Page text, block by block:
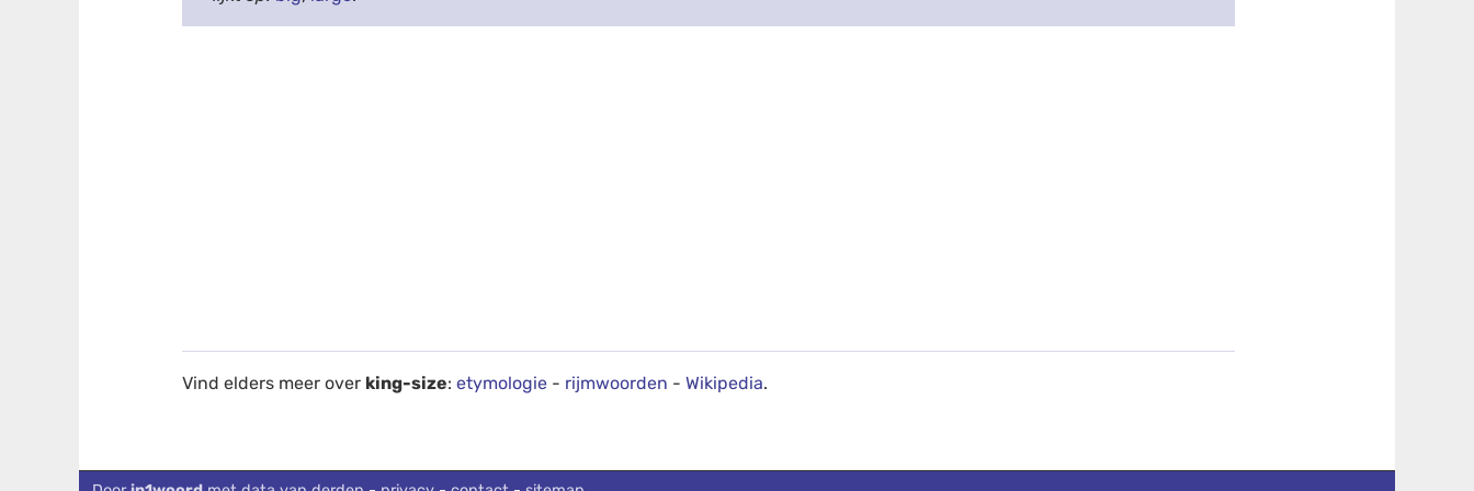
Vind elders meer over king-size:etymologie - rijmwoorden -Wikipedia.